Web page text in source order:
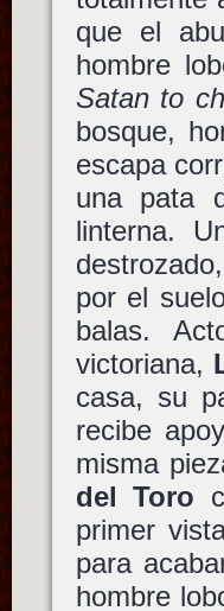
que el
hombre
Satan to
bosque,
escapa
una pata
linterna.
por el
balas.
victoriana,
casa, su
recibe
misma
del Toro
primer
para
hombre